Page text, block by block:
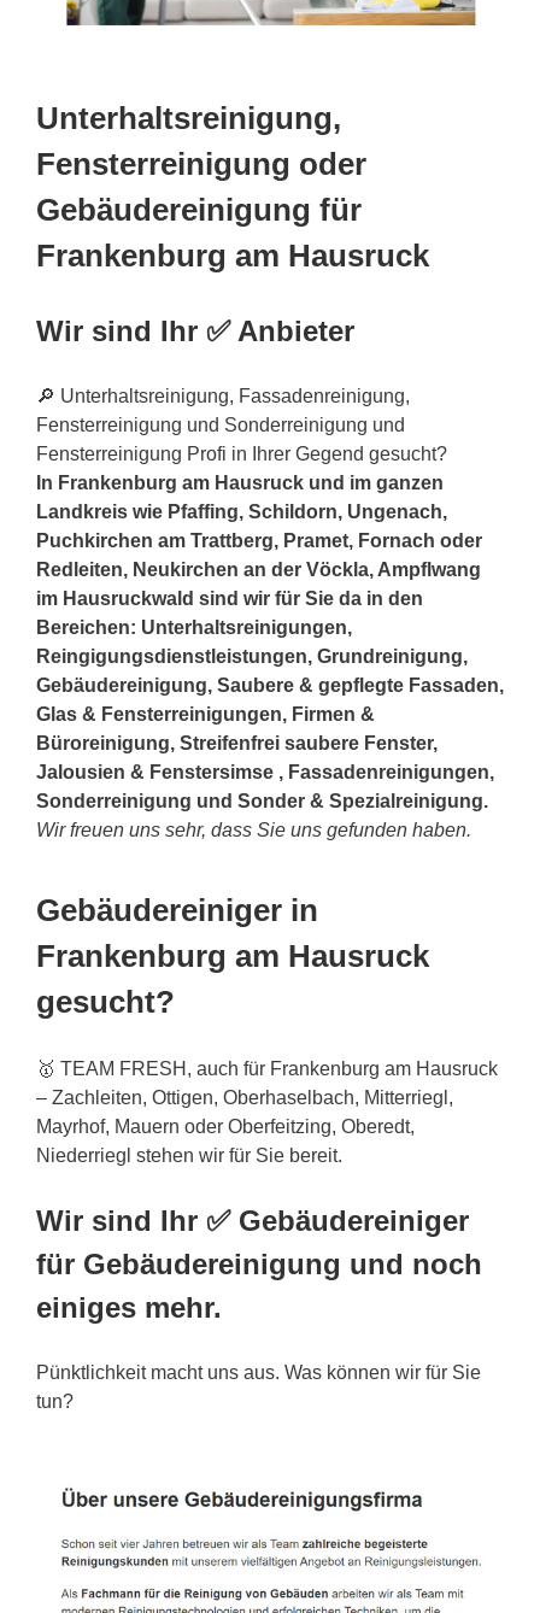
Unterhaltsreinigung,
Fensterreinigung oder
Gebäudereinigung für
Frankenburg am Hausruck
Wir sind Ihr ✅ Anbieter
🔎 Unterhaltsreinigung, Fassadenreinigung,
Fensterreinigung und Sonderreinigung und
Fensterreinigung Profi in Ihrer Gegend gesucht?
In Frankenburg am Hausruck und im ganzen
Landkreis wie Pfaffing, Schildorn, Ungenach,
Puchkirchen am Trattberg, Pramet, Fornach oder
Redleiten, Neukirchen an der Vöckla, Ampflwang
im Hausruckwald sind wir für Sie da in den
Bereichen: Unterhaltsreinigungen,
Reingigungsdienstleistungen, Grundreinigung,
Gebäudereinigung, Saubere & gepflegte Fassaden,
Glas & Fensterreinigungen, Firmen &
Büroreinigung, Streifenfrei saubere Fenster,
Jalousien & Fenstersimse , Fassadenreinigungen,
Sonderreinigung und Sonder & Spezialreinigung.
Wir freuen uns sehr, dass Sie uns gefunden haben.
Gebäudereiniger in
Frankenburg am Hausruck
gesucht?
🥇 TEAM FRESH, auch für Frankenburg am Hausruck
– Zachleiten, Ottigen, Oberhaselbach, Mitterriegl,
Mayrhof, Mauern oder Oberfeitzing, Oberedt,
Niederriegl stehen wir für Sie bereit.
Wir sind Ihr ✅ Gebäudereiniger
für Gebäudereinigung und noch
einiges mehr.
Pünktlichkeit macht uns aus. Was können wir für Sie
tun?